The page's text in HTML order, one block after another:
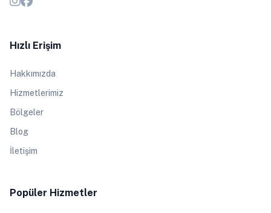
Hızlı Erişim
Hakkımızda
Hizmetlerimiz
Bölgeler
Blog
İletişim
Popüler Hizmetler